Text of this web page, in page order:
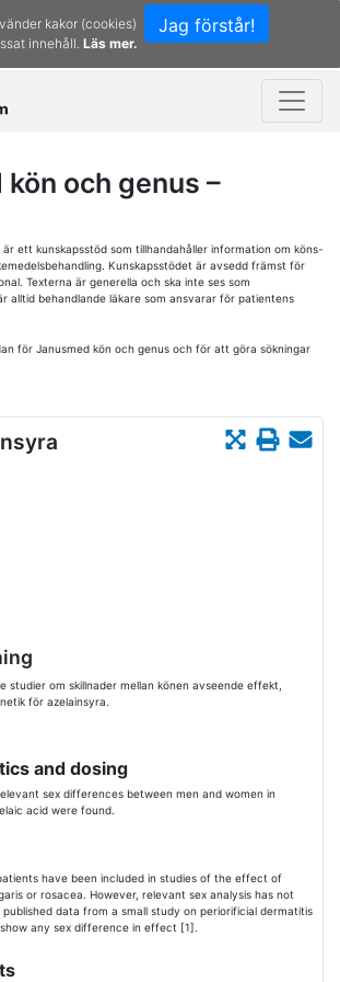
Jag förstår!
kakor (cookies)
innehåll. Läs mer.
och genus –
ett kunskapsstöd som tillhandahåller information om köns-
Kunskapsstödet är avsedd främst för
Texterna är generella och ska inte ses som
alltid behandlande läkare som ansvarar för patientens
för Janusmed kön och genus och för att göra sökningar
studier om skillnader mellan könen avseende effekt,
för azelainsyra.
and dosing
sex differences between men and women in
acid were found.
have been included in studies of the effect of
or rosacea. However, relevant sex analysis has not
data from a small study on periorificial dermatitis
any sex difference in effect [1].